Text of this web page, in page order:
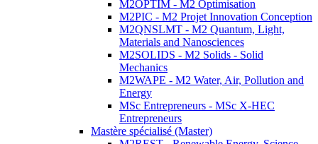
M2OPTIM - M2 Optimisation
M2PIC - M2 Projet Innovation Conception
M2QNSLMT - M2 Quantum, Light,
Materials and Nanosciences
M2SOLIDS - M2 Solids - Solid
Mechanics
M2WAPE - M2 Water, Air, Pollution and
Energy
MSc Entrepreneurs - MSc X-HEC
Entrepreneurs
Mastère spécialisé (Master)